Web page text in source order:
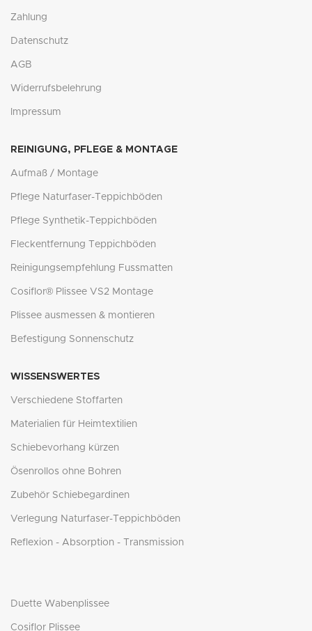
Zahlung
Datenschutz
AGB
Widerrufsbelehrung
Impressum
REINIGUNG, PFLEGE & MONTAGE
Aufmaß / Montage
Pflege Naturfaser-Teppichböden
Pflege Synthetik-Teppichböden
Fleckentfernung Teppichböden
Reinigungsempfehlung Fussmatten
Cosiflor® Plissee VS2 Montage
Plissee ausmessen & montieren
Befestigung Sonnenschutz
WISSENSWERTES
Verschiedene Stoffarten
Materialien für Heimtextilien
Schiebevorhang kürzen
Ösenrollos ohne Bohren
Zubehör Schiebegardinen
Verlegung Naturfaser-Teppichböden
Reflexion - Absorption - Transmission
Duette Wabenplissee
Cosiflor Plissee